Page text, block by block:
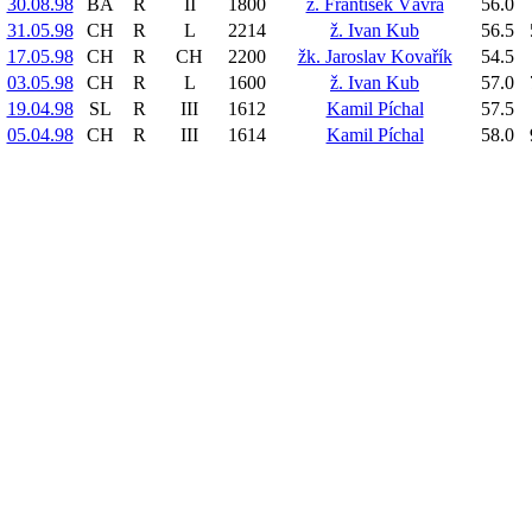
30.08.98
BA R II 1800 ž. František Vávra
56.0
31.05.98
CH R L 2214 ž. Ivan Kub 56.5
17.05.98
CH R CH 2200 žk. Jaroslav Kovařík
54.5
03.05.98
CH R L 1600 ž. Ivan Kub 57.0
19.04.98
SL R III 1612 Kamil Píchal
57.5
05.04.98
CH R III 1614 Kamil Píchal 58.0